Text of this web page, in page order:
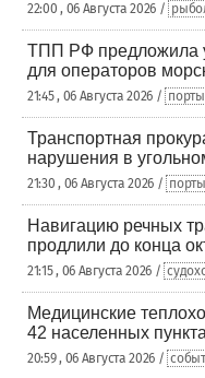
22:00 , 06 Августа 2026 /
ТПП РФ предложила
для операторов
21:45 , 06 Августа 2026 / порты
Транспортная
нарушения в
21:30 , 06 Августа 2026 / порты
Навигацию речных
продлили до конца
21:15 , 06 Августа 2026 /
Медицинские
42 населенных
20:59 , 06 Августа 2026 /